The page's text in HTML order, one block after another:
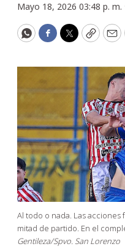
Mayo 18, 2026 03:48 p. m.
WhatsApp
Facebook
Twitter
Copy
Al todo o nada. Las
mitad de partido. En el
Gentileza/Spvo. San Lorenzo